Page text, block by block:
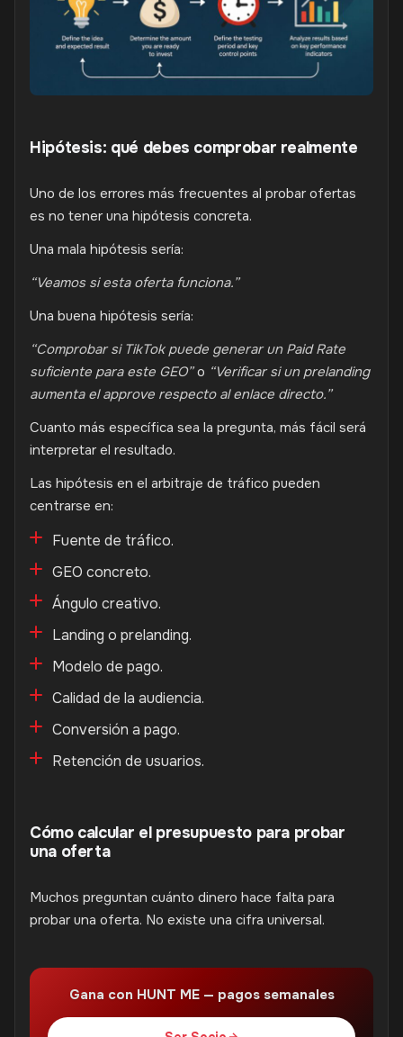
Hipótesis: qué debes comprobar realmente
Uno de los errores más frecuentes al probar ofertas
es no tener una hipótesis concreta.
Una mala hipótesis sería:
“Veamos si esta oferta funciona.”
Una buena hipótesis sería:
“Comprobar si TikTok puede generar un Paid Rate
suficiente para este GEO”o “Verificar si un prelanding
aumenta el approve respecto al enlace directo.”
Cuanto más específica sea la pregunta, más fácil será
interpretar el resultado.
Las hipótesis en el arbitraje de tráfico pueden
centrarse en:
Fuente de tráfico.
GEO concreto.
Ángulo creativo.
Landing o prelanding.
Modelo de pago.
Calidad de la audiencia.
Conversión a pago.
Retención de usuarios.
Cómo calcular el presupuesto para probar
una oferta
Muchos preguntan cuánto dinero hace falta para
probar una oferta. No existe una cifra universal.
Gana con HUNT ME — pagos semanales